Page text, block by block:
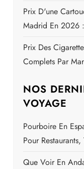
Prix D'une
Madrid En 2026
Prix Des
Complets Par
NOS
VOYAGE
Pourboire En
Pour
Que Voir En